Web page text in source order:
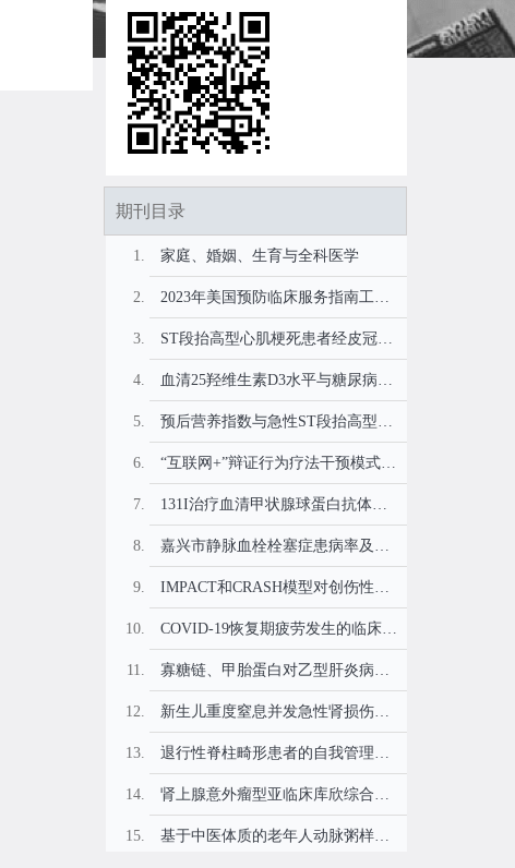
期刊目录
家庭、婚姻、生育与全科医学
2023年美国预防临床服务指南工作组《成年人抑郁症和自杀风险筛查推荐声明》解读
ST段抬高型心肌梗死患者经皮冠状动脉介入治疗术后远期主要不良心血管事件的危险因素及风险评分系统预测价值研究
血清25羟维生素D3水平与糖尿病足创面愈合相关性的巢式病例对照研究
预后营养指数与急性ST段抬高型心肌梗死合并2型糖尿病患者经皮冠状动脉介入术后院内主要不良心血管事件关系的研究
“互联网+”辩证行为疗法干预模式在青少年非自杀性自伤干预中的应用研究
131I治疗血清甲状腺球蛋白抗体阳性分化型甲状腺癌远处转移的疗效研究
嘉兴市静脉血栓栓塞症患病率及流行病学特征研究
IMPACT和CRASH模型对创伤性颅脑损伤患者预后评估价值的比较研究
COVID-19恢复期疲劳发生的临床特征及其危险因素研究
寡糖链、甲胎蛋白对乙型肝炎病毒相关肝细胞癌风险筛查与诊断价值研究
新生儿重度窒息并发急性肾损伤的危险因素及近期预后分析
退行性脊柱畸形患者的自我管理现状及影响因素研究
肾上腺意外瘤型亚临床库欣综合征患者手术前后高血糖情况及变化分析
基于中医体质的老年人动脉粥样硬化性心血管疾病预测模型的开发研究